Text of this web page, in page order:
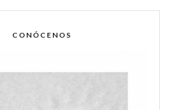
CONÓCENOS